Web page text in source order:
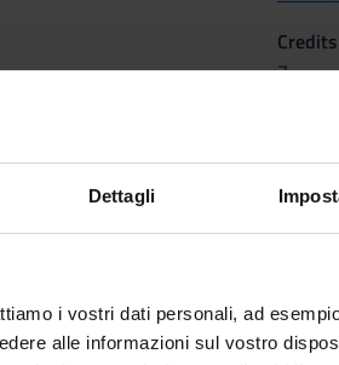
Dettagli
i vostri dati personali, ad
alle informazioni sul vostro
Credits
7
2011 al Jun 3, 2011.
multipla e domanda aperta